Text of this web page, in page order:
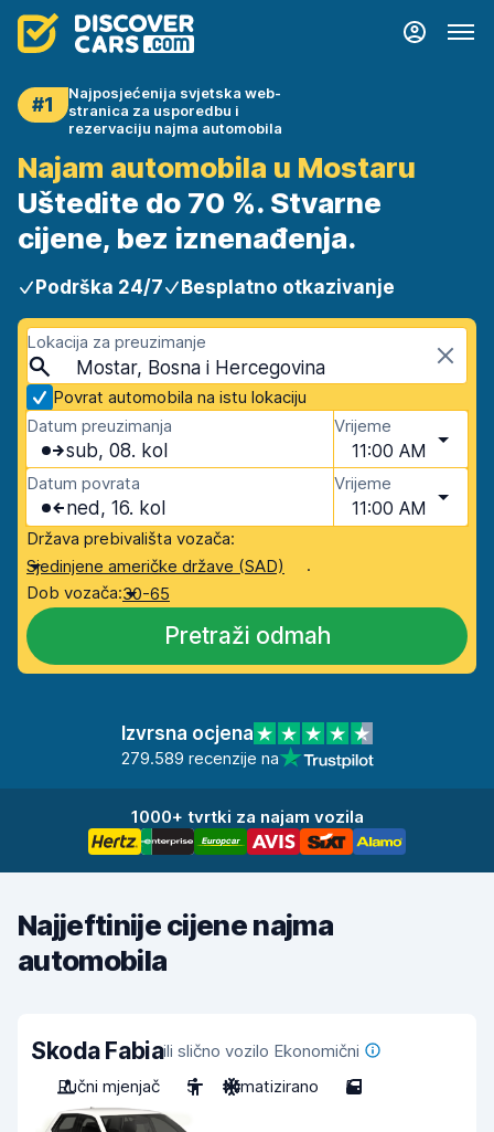
#1
Najposjećenija svjetska web-
stranica za usporedbu i
rezervaciju najma automobila
Najam automobila u Mostaru
Uštedite do 70 %. Stvarne
cijene, bez iznenađenja.
Podrška 24/7 Besplatno otkazivanje
Lokacija za preuzimanje
Mostar, Bosna i Hercegovina
Povrat automobila na istu lokaciju
Datum preuzimanja
sub, 08. kol
Vrijeme
11:00 AM
Datum povrata
ned, 16. kol
Vrijeme
11:00 AM
Država prebivališta vozača:
Sjedinjene američke države (SAD)
.
Dob vozača:30-65
Pretraži odmah
Izvrsna ocjena
279.589 recenzije na
1000+ tvrtki za najam vozila
Najjeftinije cijene najma
automobila
Skoda Fabiaili slično vozilo Ekonomični
Ručni mjenjač
5 Klimatizirano 5